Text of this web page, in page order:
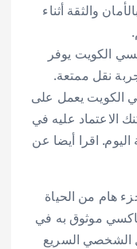
والثقة أثناء
الكويت يوفر
نقل ممتعة.
الكويت يعمل على
الاعتماد عليه في
اقرا أيضا عن
هام من الحياة
موثوق به في
الشخصي السريع